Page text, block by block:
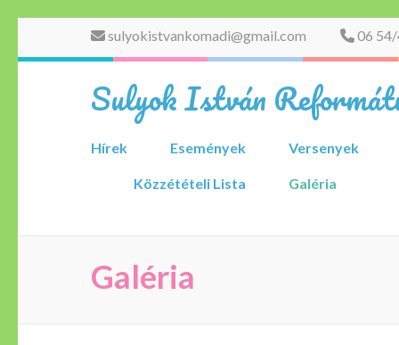
sulyokistvankomadi@gmail.com 06
Sulyok István
Hírek Események Versenyek
Közzétételi Lista Galéria
Galéria